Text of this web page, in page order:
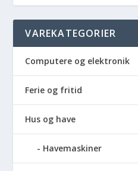
VAREKATEGORIER
Computere og elektronik
Ferie og fritid
Hus og have
Havemaskiner